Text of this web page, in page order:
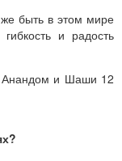
быть в этом мире
и радость
Анандом и Шаши 12